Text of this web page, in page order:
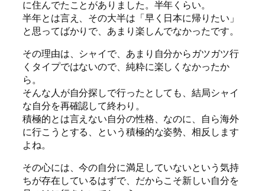
に住んでたことがありました。半年くらい。
半年とは言え、その大半は「早く日本に帰りたい」
と思ってばかりで、あまり楽しんでなかったです。
その理由は、シャイで、あまり自分からガツガツ行
くタイプではないので、純粋に楽しくなかったか
ら。
そんな人が自分探しで行ったとしても、結局シャイ
な自分を再確認して終わり。
積極的とは言えない自分の性格、なのに、自ら海外
に行こうとする、という積極的な姿勢、相反します
よね。
その心には、今の自分に満足していないという気持
ちが存在しているはずで、だからこそ新しい自分を